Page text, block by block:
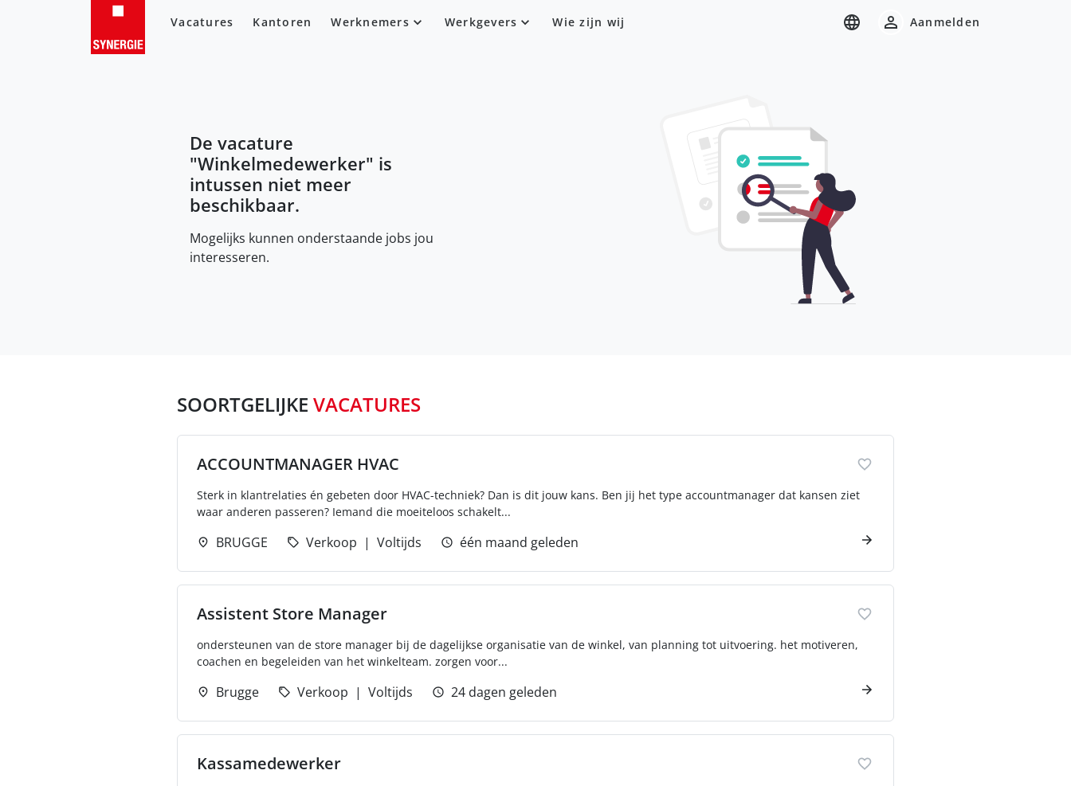
Vacatures Kantoren Werknemers Werkgevers Wie zijn wij Aanmelden
De vacature
"Winkelmedewerker" is
intussen niet meer
beschikbaar.
Mogelijks kunnen onderstaande jobs jou
interesseren.
SOORTGELIJKE VACATURES
ACCOUNTMANAGER HVAC
Sterk in klantrelaties én gebeten door HVAC-techniek? Dan is dit jouw kans. Ben jij het type accountmanager dat kansen ziet
waar anderen passeren? Iemand die moeiteloos schakelt...
BRUGGE Verkoop Voltijds één maand geleden
Assistent Store Manager
ondersteunen van de store manager bij de dagelijkse organisatie van de winkel, van planning tot uitvoering. het motiveren,
coachen en begeleiden van het winkelteam. zorgen voor...
Brugge Verkoop Voltijds 24 dagen geleden
Kassamedewerker